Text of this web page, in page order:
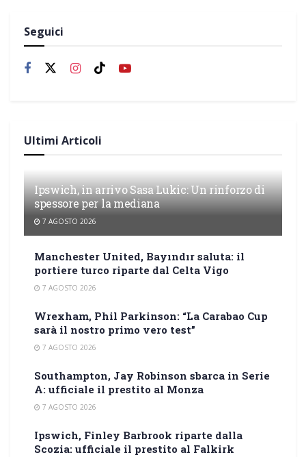
Seguici
Ultimi Articoli
Ipswich, in arrivo Sasa Lukic: Un rinforzo di
spessore per la mediana
7 AGOSTO 2026
Manchester United, Bayındır saluta: il
portiere turco riparte dal Celta Vigo
7 AGOSTO 2026
Wrexham, Phil Parkinson: “La Carabao Cup
sarà il nostro primo vero test”
7 AGOSTO 2026
Southampton, Jay Robinson sbarca in Serie
A: ufficiale il prestito al Monza
7 AGOSTO 2026
Ipswich, Finley Barbrook riparte dalla
Scozia: ufficiale il prestito al Falkirk